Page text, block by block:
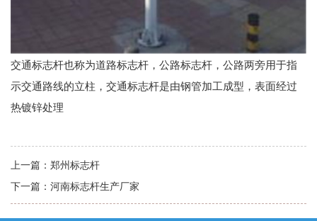
交通标志杆也称为道路标志杆，公路标志杆，公路两旁用于指
示交通路线的立柱，交通标志杆是由钢管加工成型，表面经过
热镀锌处理
上一篇： 郑州标志杆
下一篇： 河南标志杆生产厂家